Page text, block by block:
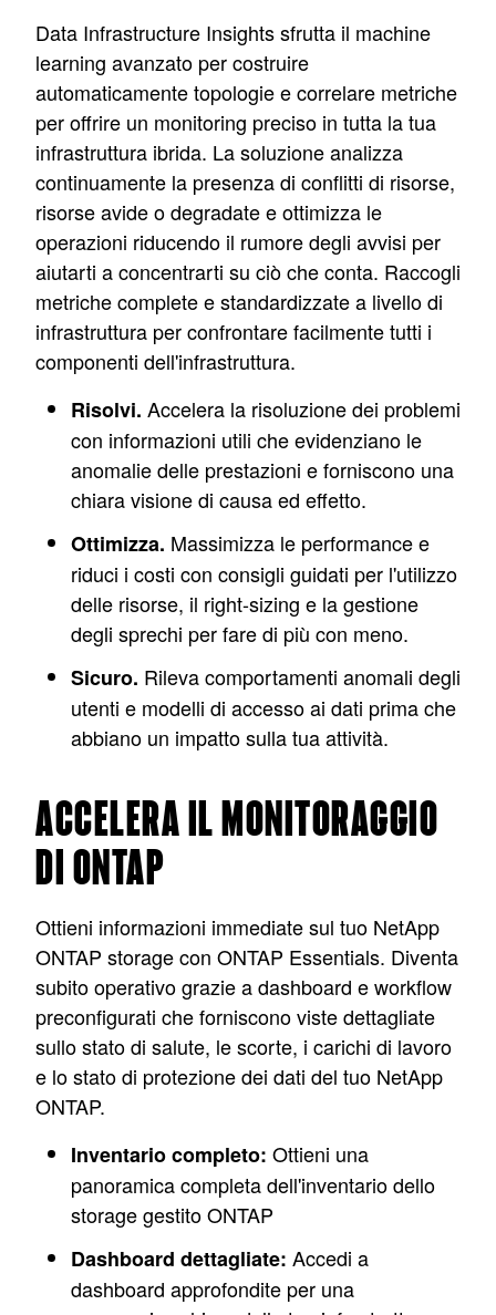
Data Infrastructure Insights sfrutta il machine
learning avanzato per costruire
automaticamente topologie e correlare metriche
per offrire un monitoring preciso in tutta la tua
infrastruttura ibrida. La soluzione analizza
continuamente la presenza di conflitti di risorse,
risorse avide o degradate e ottimizza le
operazioni riducendo il rumore degli avvisi per
aiutarti a concentrarti su ciò che conta. Raccogli
metriche complete e standardizzate a livello di
infrastruttura per confrontare facilmente tutti i
componenti dell'infrastruttura.
Risolvi. Accelera la risoluzione dei problemi
con informazioni utili che evidenziano le
anomalie delle prestazioni e forniscono una
chiara visione di causa ed effetto.
Ottimizza. Massimizza le performance e
riduci i costi con consigli guidati per l'utilizzo
delle risorse, il right-sizing e la gestione
degli sprechi per fare di più con meno.
Sicuro. Rileva comportamenti anomali degli
utenti e modelli di accesso ai dati prima che
abbiano un impatto sulla tua attività.
ACCELERA IL MONITORAGGIO
DI ONTAP
Ottieni informazioni immediate sul tuo NetApp
ONTAP storage con ONTAP Essentials. Diventa
subito operativo grazie a dashboard e workflow
preconfigurati che forniscono viste dettagliate
sullo stato di salute, le scorte, i carichi di lavoro
e lo stato di protezione dei dati del tuo NetApp
ONTAP.
Inventario completo: Ottieni una
panoramica completa dell'inventario dello
storage gestito ONTAP
Dashboard dettagliate: Accedi a
dashboard approfondite per una